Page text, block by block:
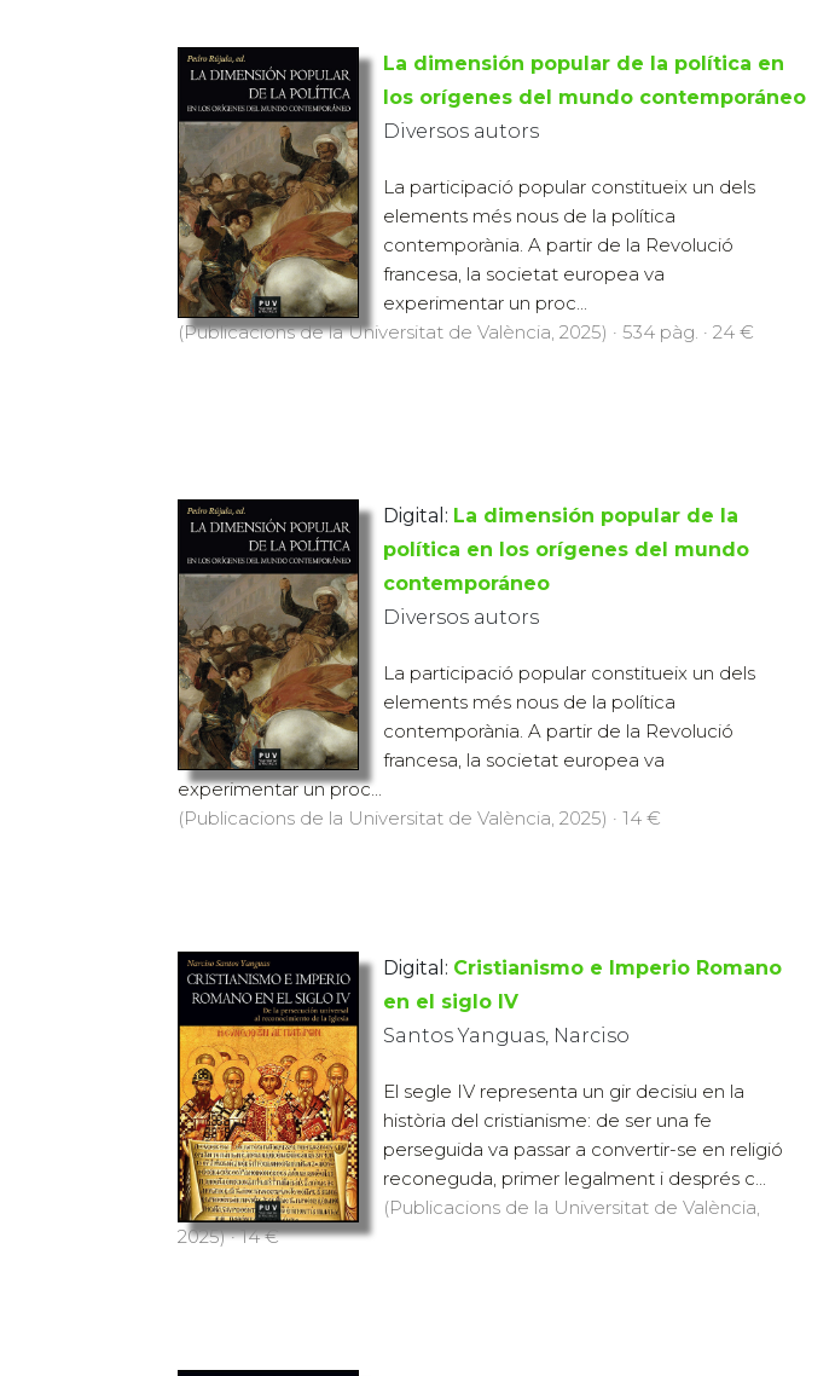
La dimensión popular de la política en
los orígenes del mundo contemporáneo
Diversos autors
La participació popular constitueix un dels
elements més nous de la política
contemporània. A partir de la Revolució
francesa, la societat europea va
experimentar un proc...
(Publicacions de la Universitat de València, 2025) · 534 pàg. · 24 €
Digital: La dimensión popular de la
política en los orígenes del mundo
contemporáneo
Diversos autors
La participació popular constitueix un dels
elements més nous de la política
contemporània. A partir de la Revolució
francesa, la societat europea va
experimentar un proc...
(Publicacions de la Universitat de València, 2025) · 14 €
Digital: Cristianismo e Imperio Romano
en el siglo IV
Santos Yanguas, Narciso
El segle IV representa un gir decisiu en la
història del cristianisme: de ser una fe
perseguida va passar a convertir-se en religió
reconeguda, primer legalment i després c...
(Publicacions de la Universitat de València,
2025) · 14 €